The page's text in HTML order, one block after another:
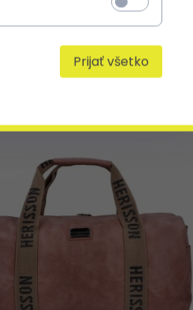
Prijať všetko